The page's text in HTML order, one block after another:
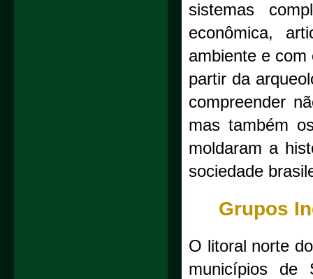
sistemas
econômica,
ambiente e
partir da
compreender
mas também
moldaram a
sociedade
Grupos
O litoral norte
municípios de